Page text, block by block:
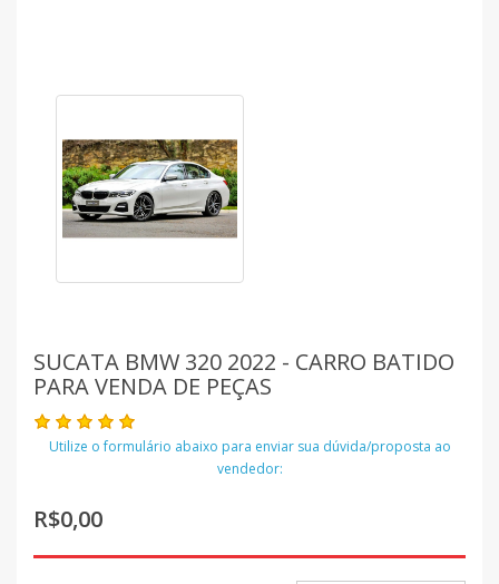
SUCATA BMW 320 2022 - CARRO BATIDO
PARA VENDA DE PEÇAS
Utilize o formulário abaixo para enviar sua dúvida/proposta ao
vendedor:
R$0,00